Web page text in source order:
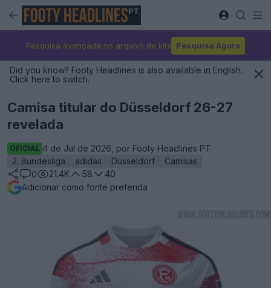
PT
Pesquisa avançada no arquivo de kits Pesquisa Agora
Did you know? Footy Headlines is also available in English.
Click here to switch.
Camisa titular do Düsseldorf 26-27
revelada
OFICIAL 4 de Jul de 2026, por Footy Headlines PT
2. Bundesliga
adidas Düsseldorf
Camisas
0
21.4K 58
40
Adicionar como fonte preferida